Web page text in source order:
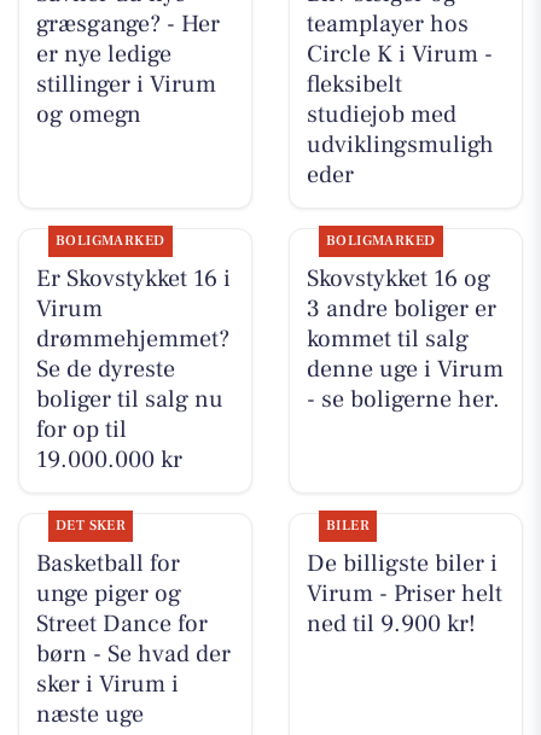
græsgange? - Her
er nye ledige
stillinger i Virum
og omegn
teamplayer hos
Circle K i Virum -
fleksibelt
studiejob med
udviklingsmuligh
eder
BOLIGMARKED
Er Skovstykket 16 i
Virum
drømmehjemmet?
Se de dyreste
boliger til salg nu
for op til
19.000.000 kr
BOLIGMARKED
Skovstykket 16 og
3 andre boliger er
kommet til salg
denne uge i Virum
- se boligerne her.
DET SKER
Basketball for
unge piger og
Street Dance for
børn - Se hvad der
sker i Virum i
næste uge
BILER
De billigste biler i
Virum - Priser helt
ned til 9.900 kr!